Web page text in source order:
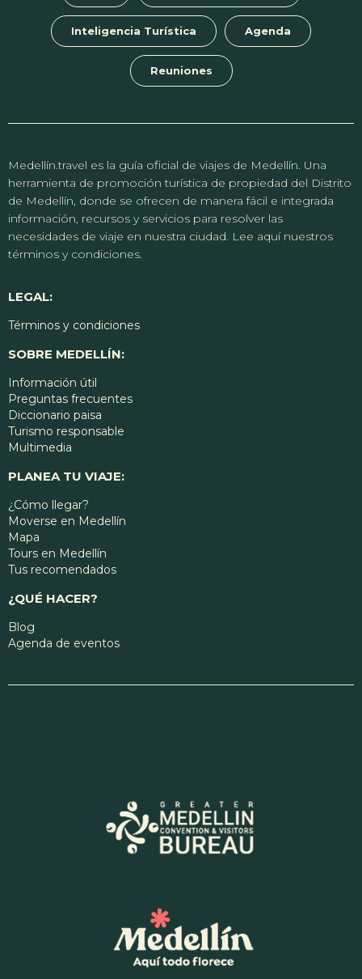
Inteligencia Turística Agenda
Reuniones
Medellín.travel es la guía oficial de viajes de Medellín. Una
herramienta de promoción turística de propiedad del Distrito
de Medellín, donde se ofrecen de manera fácil e integrada
información, recursos y servicios para resolver las
necesidades de viaje en nuestra ciudad. Lee aquí nuestros
términos y condiciones.
LEGAL:
Términos y condiciones
SOBRE MEDELLÍN:
Información útil
Preguntas frecuentes
Diccionario paisa
Turismo responsable
Multimedia
PLANEA TU VIAJE:
¿Cómo llegar?
Moverse en Medellín
Mapa
Tours en Medellín
Tus recomendados
¿QUÉ HACER?
Blog
Agenda de eventos